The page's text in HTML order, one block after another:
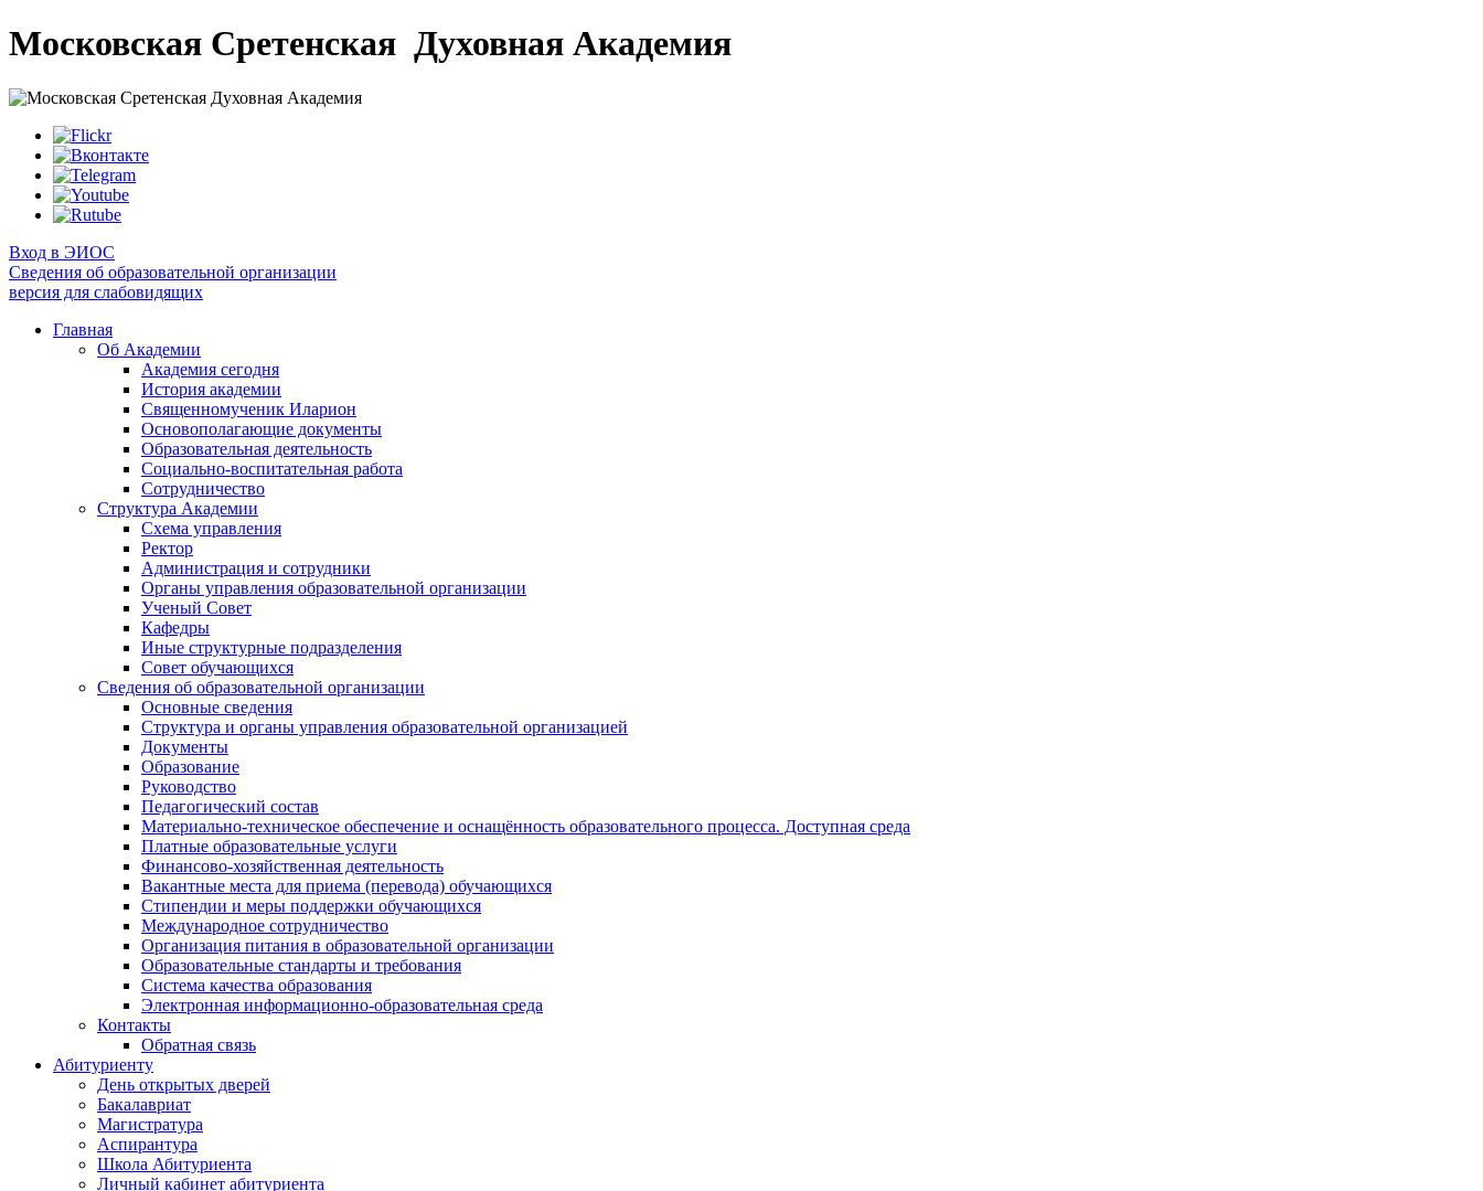
Московская Сретенская Духовная Академия
Вход в ЭИОС
Сведения об образовательной организации
версия для слабовидящих
Главная
Об Академии
Академия сегодня
История академии
Священномученик Иларион
Основополагающие документы
Образовательная деятельность
Социально-воспитательная работа
Сотрудничество
Структура Академии
Схема управления
Ректор
Администрация и сотрудники
Органы управления образовательной организации
Ученый Совет
Кафедры
Иные структурные подразделения
Совет обучающихся
Сведения об образовательной организации
Основные сведения
Структура и органы управления образовательной организацией
Документы
Образование
Руководство
Педагогический состав
Материально-техническое обеспечение и оснащённость образовательного процесса. Доступная среда
Платные образовательные услуги
Финансово-хозяйственная деятельность
Вакантные места для приема (перевода) обучающихся
Стипендии и меры поддержки обучающихся
Международное сотрудничество
Организация питания в образовательной организации
Образовательные стандарты и требования
Система качества образования
Электронная информационно-образовательная среда
Контакты
Обратная связь
Абитуриенту
День открытых дверей
Бакалавриат
Магистратура
Аспирантура
Школа Абитуриента
Личный кабинет абитуриента